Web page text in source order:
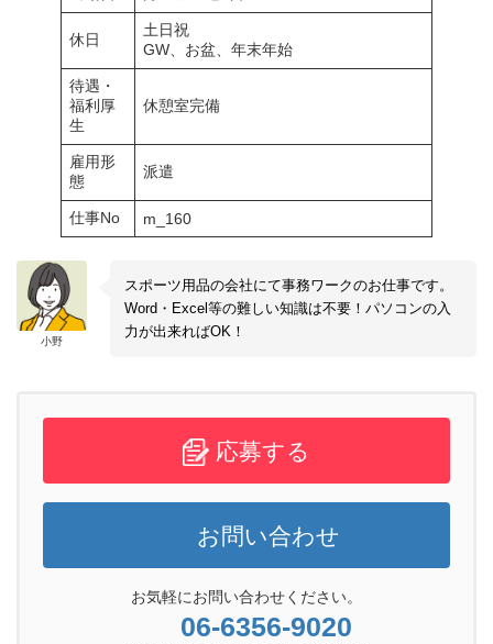
休日
土日祝
GW、お盆、年末年始
待遇・
福利厚
生
休憩室完備
雇用形
態
派遣
仕事No m_160
小野
スポーツ用品の会社にて事務ワークのお仕事です。
Word・Excel等の難しい知識は不要！パソコンの入
力が出来ればOK！
応募する
お問い合わせ
お気軽にお問い合わせください。
06-6356-9020